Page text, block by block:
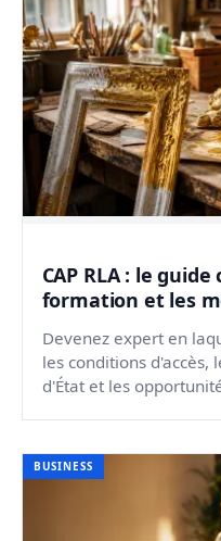
CAP RLA : le
formation et les
Devenez expert en
les conditions
d'État et les
BUSINESS